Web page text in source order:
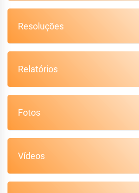
Resoluções
Relatórios
Fotos
Vídeos